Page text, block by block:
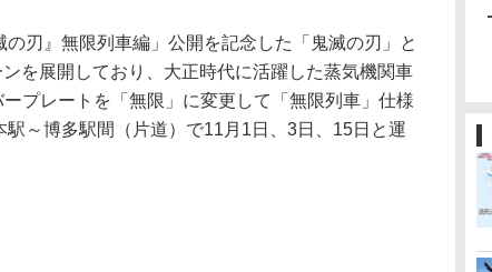
刃』無限列車編」公開を記念した「鬼滅の刃」と
を展開しており、大正時代に活躍した蒸気機関車
プレートを「無限」に変更して「無限列車」仕様
～博多駅間（片道）で11月1日、3日、15日と運